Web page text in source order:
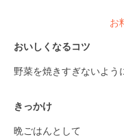
お
おいしくなるコツ
野菜を焼きすぎないよう
きっかけ
晩ごはんとして